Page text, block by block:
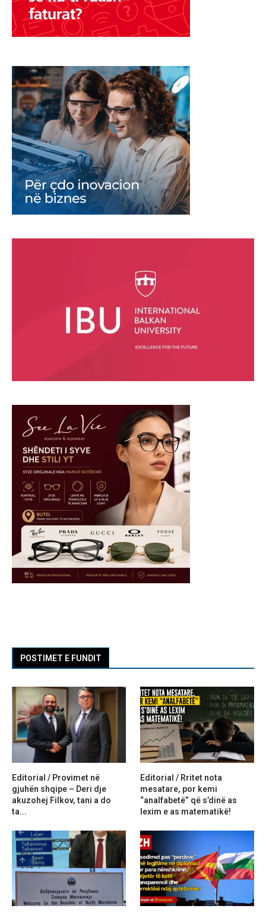
POSTIMET E FUNDIT
Editorial / Provimet në
gjuhën shqipe – Deri dje
akuzohej Filkov, tani a do
ta...
Editorial / Rritet nota
mesatare, por kemi
“analfabetë” që s’dinë as
lexim e as matematikë!